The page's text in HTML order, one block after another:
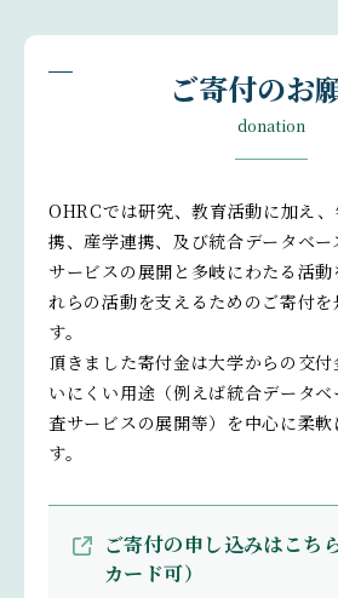
ご寄付のお
donation
OHRCでは研究、教育活動に加え
携、産学連携、及び統合データベ
サービスの展開と多岐にわたる活
れらの活動を支えるためのご寄付
す。
頂きました寄付金は大学からの交
いにくい用途（例えば統合データ
査サービスの展開等）を中心に柔
す。
ご寄付の申し込みはこち
カード可）